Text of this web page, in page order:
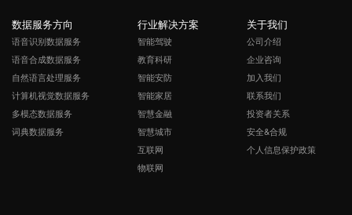
数据服务方向
语音识别数据服务
语音合成数据服务
自然语言处理服务
计算机视觉数据服务
多模态数据服务
词典数据服务
行业解决方案
智能驾驶
教育科研
智能安防
智能家居
智慧金融
智慧城市
互联网
物联网
关于我们
公司介绍
企业咨询
加入我们
联系我们
投资者关系
安全&合规
个人信息保护政策